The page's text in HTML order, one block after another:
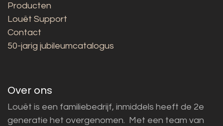
Producten
Louët Support
Contact
50-jarig jubileumcatalogus
Over ons
Louët is een familiebedrijf, inmiddels heeft de 2e
generatie het overgenomen. Met een team van